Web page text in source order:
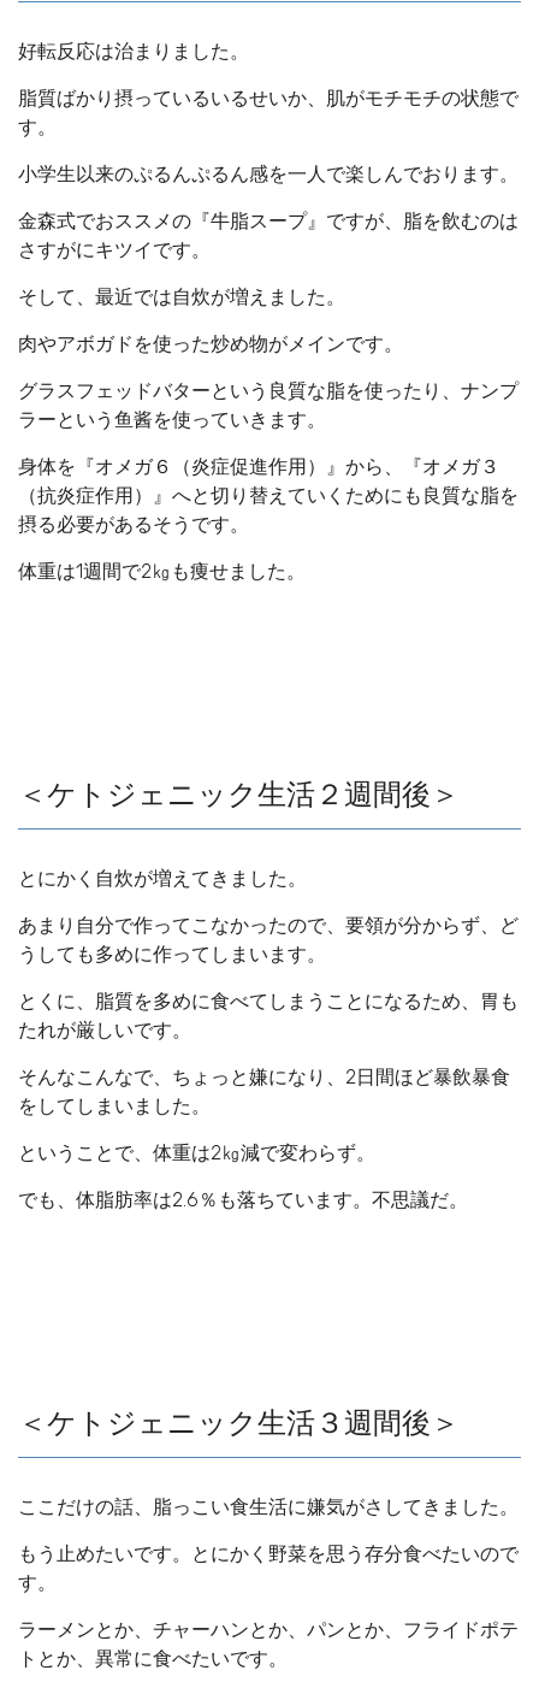
好転反応は治まりました。
脂質ばかり摂っているいるせいか、肌がモチモチの状態で
す。
小学生以来のぷるんぷるん感を一人で楽しんでおります。
金森式でおススメの『牛脂スープ』ですが、脂を飲むのは
さすがにキツイです。
そして、最近では自炊が増えました。
肉やアボガドを使った炒め物がメインです。
グラスフェッドバターという良質な脂を使ったり、ナンプ
ラーという鱼酱を使っていきます。
身体を『オメガ６（炎症促進作用）』から、『オメガ３
（抗炎症作用）』へと切り替えていくためにも良質な脂を
摂る必要があるそうです。
体重は1週間で2㎏も痩せました。
＜ケトジェニック生活２週間後＞
とにかく自炊が増えてきました。
あまり自分で作ってこなかったので、要領が分からず、ど
うしても多めに作ってしまいます。
とくに、脂質を多めに食べてしまうことになるため、胃も
たれが厳しいです。
そんなこんなで、ちょっと嫌になり、2日間ほど暴飲暴食
をしてしまいました。
ということで、体重は2㎏減で変わらず。
でも、体脂肪率は2.6％も落ちています。不思議だ。
＜ケトジェニック生活３週間後＞
ここだけの話、脂っこい食生活に嫌気がさしてきました。
もう止めたいです。とにかく野菜を思う存分食べたいので
す。
ラーメンとか、チャーハンとか、パンとか、フライドポテ
トとか、異常に食べたいです。